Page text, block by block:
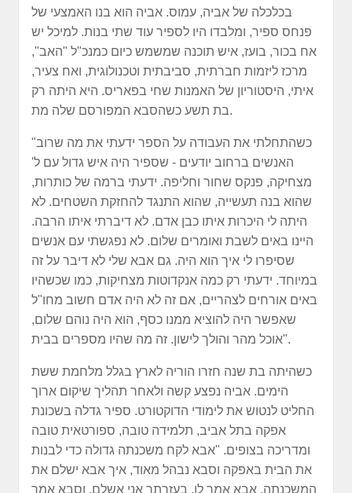
בכלכלה של אביה, עמוס. אביה הוא בנו האמצעי של
פנחס ספיר, ומלבדו היו לספיר עוד שתי בנות. למיכל יש
אח בכור, בועז, איש תוכנה שמשמש כיום כמנכ"ל "האב",
מרכז ליזמות חברתית, סביבתית וטכנולוגית, ואח צעיר,
איתי, היסטוריון של האמנות שחי בפאריס. היא היתה רק
בת תשע כשהסבא המפורסם שלה מת.
"כשהתחלתי את העבודה על הספר ידעתי את מה שרוב
האנשים ברחוב יודעים - שספיר היה איש גדול עם ל'
מצחיקה, פנקס שחור וחליפה. ידעתי ברמה של כותרות,
שהוא בנה תעשייה, שהוא התנגד להחזקת השטחים. לא
היתה לי היכרות איתו כבן אדם. לא דיברתי איתו הרבה.
היינו באים לשבת ואומרים שלום. לא נפגשתי עם אנשים
שסיפרו לי איך הוא היה. גם אבא שלי לא דיבר על זה
במיוחד. ידעתי רק כמה אנקדוטות מצחיקות, כמו שכשהיו
באים אורחים לצהריים, אם זה לא היה אדם חשוב מחו"ל
שאפשר היה להוציא ממנו כסף, הוא היה נוהם שלום,
אוכל מהר והולך לישון. זה מה שהיו מספרים בבית".
כשהיתה בת שנה חזרו הוריה לארץ בגלל מלחמת ששת
הימים. אביה נפצע קשה ולאחר תהליך שיקום ארוך
החליט לנטוש את לימודי הדוקטורט. ספיר גדלה בשכונת
אפקה בתל אביב, תלמידה טובה, ספורטאית טובה
ומדריכה בצופים. "אבא לקח משכנתה גדולה כדי לבנות
את הבית באפקה וסבא נבהל מאוד, איך אבא ישלם את
המשכנתה. אבא אמר לו, בעזרתך אני אשלם. וסבא אמר